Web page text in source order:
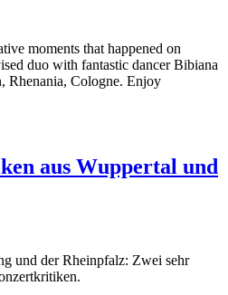
moments that happened on
duo with fantastic dancer Bibiana
Rhenania, Cologne. Enjoy
aus Wuppertal und
und der Rheinpfalz: Zwei sehr